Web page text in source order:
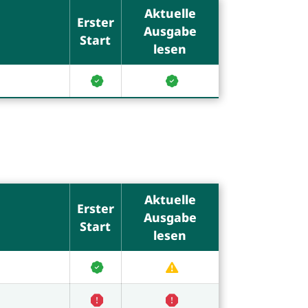
Erster
Start
Aktuelle
Ausgabe
lesen
Erster
Start
Aktuelle
Ausgabe
lesen